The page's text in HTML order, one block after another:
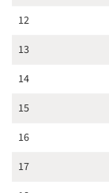
12
13
14
15
16
17